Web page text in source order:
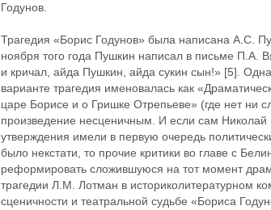
Годунов.
Трагедия «Борис Годунов» была написана А.С.
ноября того года Пушкин написал в письме П.А.
и кричал, айда Пушкин, айда сукин сын!» [5].
варианте трагедия именовалась как
царе Борисе и о Гришке Отрепьеве» (где нет ни
произведение несценичным. И если сам
утверждения имели в первую очередь
было некстати, ‬то прочие критики во главе с
реформировать сложившуюся на тот момент
трагедии Л.М. Лотман в историколитературном
сценичности и театральной судьбе «Бориса